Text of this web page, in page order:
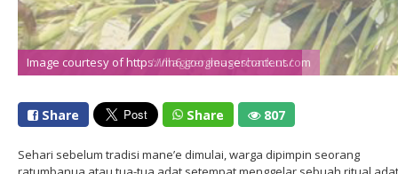
Image courtesy of https://lh6.googleusercontent.com
Image courtesy of http://imagizer.imageshack.us/
Share Share 807
Sehari sebelum tradisi mane’e dimulai, warga dipimpin seorang